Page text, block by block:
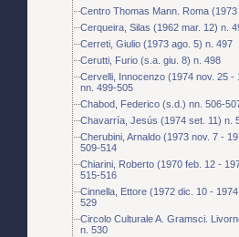
Centro Thomas Mann. Roma
Cerqueira, Silas (1962 mar. 12) n.
Cerreti, Giulio (1973 ago. 5) n. 497
Cerutti, Furio (s.a. giu. 8) n. 498
Cervelli, Innocenzo (1974 nov. 25 -
nn. 499-505
Chabod, Federico (s.d.) nn. 506-
Chavarría, Jesús (1974 set. 11) n.
Cherubini, Arnaldo (1973 nov. 7 -
509-514
Chiarini, Roberto (1970 feb. 12 -
515-516
Cinnella, Ettore (1972 dic. 10 -
529
Circolo Culturale A. Gramsci.
n. 530